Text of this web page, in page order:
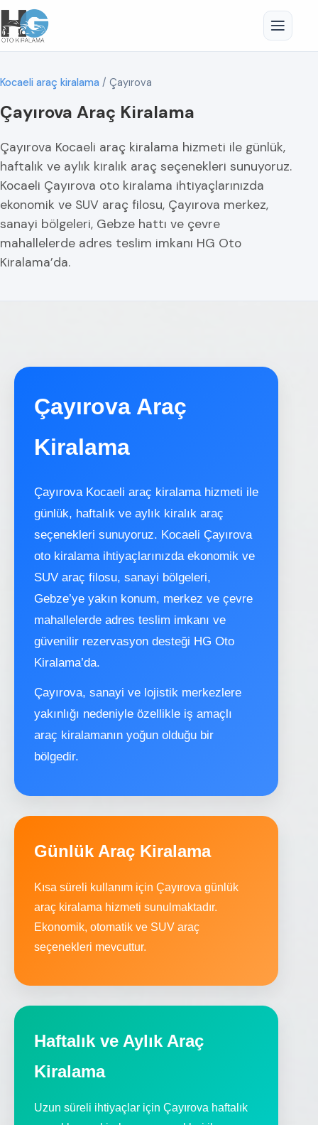
Kocaeli araç kiralama / Çayırova
Çayırova Araç Kiralama
Çayırova Kocaeli araç kiralama hizmeti ile günlük,
haftalık ve aylık kiralık araç seçenekleri sunuyoruz.
Kocaeli Çayırova oto kiralama ihtiyaçlarınızda
ekonomik ve SUV araç filosu, Çayırova merkez,
sanayi bölgeleri, Gebze hattı ve çevre
mahallelerde adres teslim imkanı HG Oto
Kiralama’da.
Çayırova Araç
Kiralama
Çayırova Kocaeli araç kiralama hizmeti ile
günlük, haftalık ve aylık kiralık araç
seçenekleri sunuyoruz. Kocaeli Çayırova
oto kiralama ihtiyaçlarınızda ekonomik ve
SUV araç filosu, sanayi bölgeleri,
Gebze’ye yakın konum, merkez ve çevre
mahallelerde adres teslim imkanı ve
güvenilir rezervasyon desteği HG Oto
Kiralama’da.
Çayırova, sanayi ve lojistik merkezlere
yakınlığı nedeniyle özellikle iş amaçlı
araç kiralamanın yoğun olduğu bir
bölgedir.
Günlük Araç Kiralama
Kısa süreli kullanım için Çayırova günlük
araç kiralama hizmeti sunulmaktadır.
Ekonomik, otomatik ve SUV araç
seçenekleri mevcuttur.
Haftalık ve Aylık Araç
Kiralama
Uzun süreli ihtiyaçlar için Çayırova haftalık